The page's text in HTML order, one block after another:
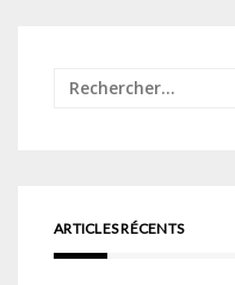
Rechercher :
ARTICLES RÉCENTS